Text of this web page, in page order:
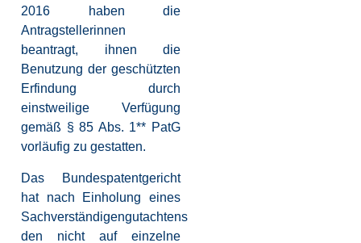
2016 haben die
Antragstellerinnen
beantragt, ihnen die
Benutzung der geschützten
Erfindung durch
einstweilige Verfügung
gemäß § 85 Abs. 1** PatG
vorläufig zu gestatten.
Das Bundespatentgericht
hat nach Einholung eines
Sachverständigengutachtens
den nicht auf einzelne